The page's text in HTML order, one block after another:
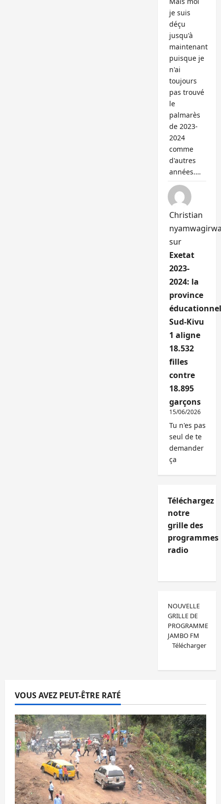
je suis
déçu
jusqu'à
maintenant
puisque je
n'ai
toujours
pas trouvé
le
palmarès
de 2023-
2024
comme
d'autres
années.…
Christian
sur
Exetat
2023-
2024: la
province
Sud-Kivu
1 aligne
18.532
filles
contre
18.895
garçons
15/06/2026
Tu n'es pas
seul de te
demander
ça
Téléchargez
notre
grille des
programmes
radio
NOUVELLE
GRILLE DE
PROGRAMME
JAMBO FM
Télécharger
VOUS AVEZ PEUT-ÊTRE RATÉ